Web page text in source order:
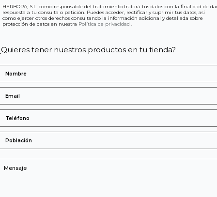
HERBORA, S.L. como responsable del tratamiento tratará tus datos con la finalidad de
respuesta a tu consulta o petición. Puedes acceder, rectificar y suprimir tus datos, así
como ejercer otros derechos consultando la información adicional y detallada sobre
protección de datos en nuestra Política de privacidad .
tener nuestros productos en tu tienda?